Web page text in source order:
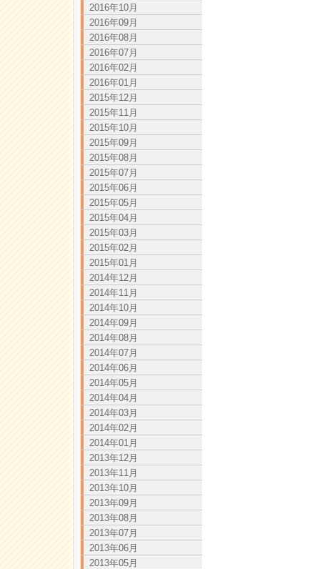
2016年10月
2016年09月
2016年08月
2016年07月
2016年02月
2016年01月
2015年12月
2015年11月
2015年10月
2015年09月
2015年08月
2015年07月
2015年06月
2015年05月
2015年04月
2015年03月
2015年02月
2015年01月
2014年12月
2014年11月
2014年10月
2014年09月
2014年08月
2014年07月
2014年06月
2014年05月
2014年04月
2014年03月
2014年02月
2014年01月
2013年12月
2013年11月
2013年10月
2013年09月
2013年08月
2013年07月
2013年06月
2013年05月